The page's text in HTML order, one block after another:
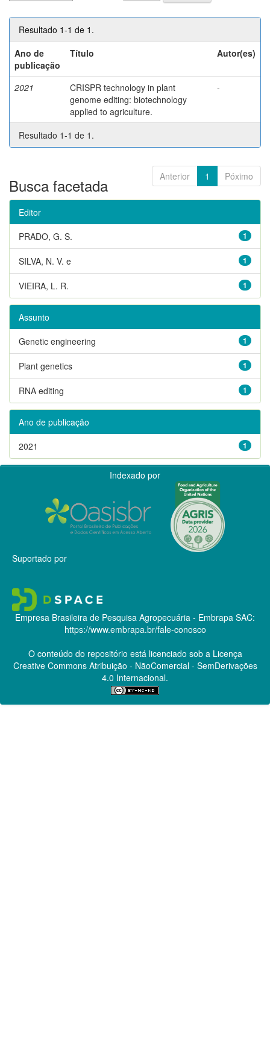
Resultado 1-1 de 1.
Ano de
publicação
Título Autor(es)
2021
CRISPR technology in plant
genome editing: biotechnology
applied to agriculture.
-
Resultado 1-1 de 1.
Anterior 1 Póximo
Busca facetada
Editor
1
PRADO, G. S.
1
SILVA, N. V. e
1
VIEIRA, L. R.
Assunto
1
Genetic engineering
1
Plant genetics
1
RNA editing
Ano de publicação
1
2021
Indexado por
Suportado por
Empresa Brasileira de Pesquisa Agropecuária - Embrapa SAC:
https://www.embrapa.br/fale-conosco
O conteúdo do repositório está licenciado sob a Licença
Creative CommonsAtribuição - NãoComercial - SemDerivações
4.0 Internacional.